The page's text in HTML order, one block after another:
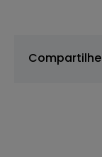
Compartilhe